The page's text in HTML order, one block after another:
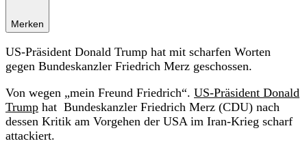
Merken
US-Präsident Donald Trump hat mit scharfen Worten
gegen Bundeskanzler Friedrich Merz geschossen.
Von wegen „mein Freund Friedrich“. US-Präsident Donald
Trump hat Bundeskanzler Friedrich Merz (CDU) nach
dessen Kritik am Vorgehen der USA im Iran-Krieg scharf
attackiert.